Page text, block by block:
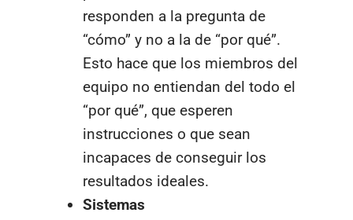
responden a la pregunta de
“cómo” y no a la de “por qué”.
Esto hace que los miembros del
equipo no entiendan del todo el
“por qué”, que esperen
instrucciones o que sean
incapaces de conseguir los
resultados ideales.
Sistemas